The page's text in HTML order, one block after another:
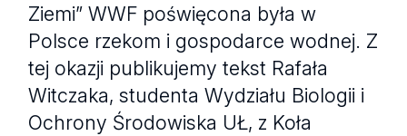
Ziemi” WWF poświęcona była w
Polsce rzekom i gospodarce wodnej. Z
tej okazji publikujemy tekst Rafała
Witczaka, studenta Wydziału Biologii i
Ochrony Środowiska UŁ, z Koła